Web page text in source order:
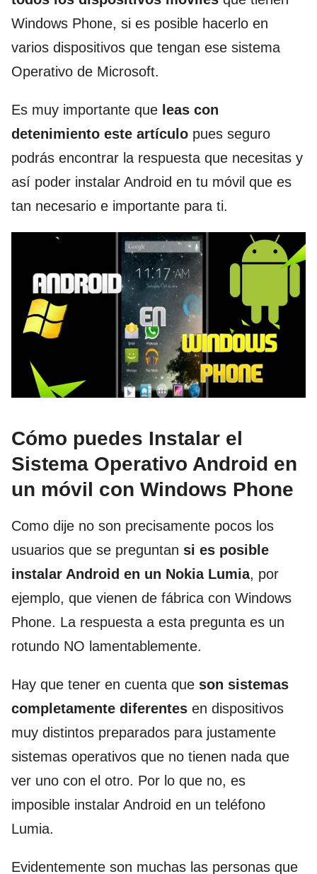
Windows Phone, si es posible hacerlo en
varios dispositivos que tengan ese sistema
Operativo de Microsoft.
Es muy importante que leas con
detenimiento este artículo pues seguro
podrás encontrar la respuesta que necesitas y
así poder instalar Android en tu móvil que es
tan necesario e importante para ti.
Cómo puedes Instalar el
Sistema Operativo Android en
un móvil con Windows Phone
Como dije no son precisamente pocos los
usuarios que se preguntan si es posible
instalar Android en un Nokia Lumia, por
ejemplo, que vienen de fábrica con Windows
Phone. La respuesta a esta pregunta es un
rotundo NO lamentablemente.
Hay que tener en cuenta que son sistemas
completamente diferentes en dispositivos
muy distintos preparados para justamente
sistemas operativos que no tienen nada que
ver uno con el otro. Por lo que no, es
imposible instalar Android en un teléfono
Lumia.
Evidentemente son muchas las personas que